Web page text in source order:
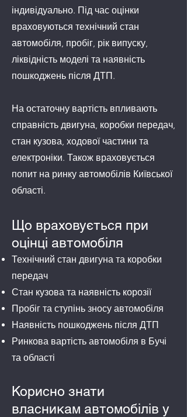
індивідуально. Під час оцінки
враховуються технічний стан
автомобіля, пробіг, рік випуску,
ліквідність моделі та наявність
пошкоджень після ДТП.
На остаточну вартість впливають
справність двигуна, коробки передач,
стан кузова, ходової частини та
електроніки. Також враховується
попит на ринку автомобілів Київської
області.
Що враховується при
оцінці автомобіля
Технічний стан двигуна та коробки
передач
Стан кузова та наявність корозії
Пробіг та ступінь зносу автомобіля
Наявність пошкоджень після ДТП
Ринкова вартість автомобіля в Бучі
та області
Корисно знати
власникам автомобілів у